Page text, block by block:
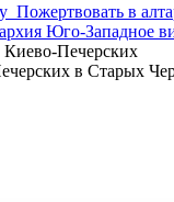
Пожертвовать в
Юго-Западное
Печерских
в Старых